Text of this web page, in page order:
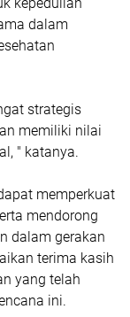
dalam
strategis
memiliki nilai
" katanya.
memperkuat
mendorong
dalam gerakan
terima kasih
yang telah
ini.